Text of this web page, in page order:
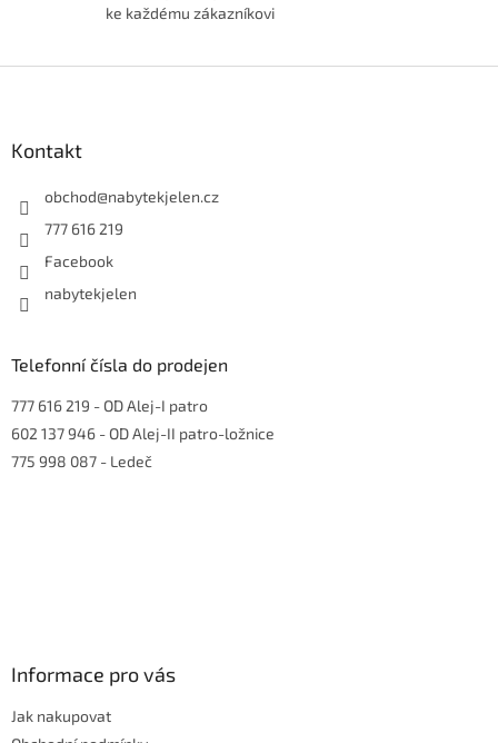
ke každému zákazníkovi
Kontakt
obchod@nabytekjelen.cz
777 616 219
Facebook
nabytekjelen
Telefonní čísla do prodejen
777 616 219 - OD Alej-I patro
602 137 946 - OD Alej-II patro-ložnice
775 998 087 - Ledeč
Informace pro vás
Jak nakupovat